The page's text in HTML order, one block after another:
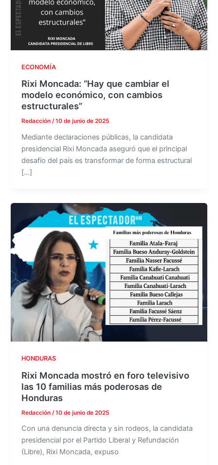
ECONOMÍA
Rixi Moncada: “Hay que cambiar el
modelo económico, con cambios
estructurales”
Redacción/10 de junio de 2025
Mediante declaraciones públicas, la candidata
presidencial Rixi Moncada aseguró que el principal
desafío del país es transformar de forma estructural
[…]
HONDURAS
Rixi Moncada mostró en foro televisivo
las 10 familias más poderosas de
Honduras
Redacción /10 de junio de 2025
Con una denuncia directa y sin rodeos, la candidata
presidencial por el Partido Liberal y Refundación
(Libre), Rixi Moncada, expuso